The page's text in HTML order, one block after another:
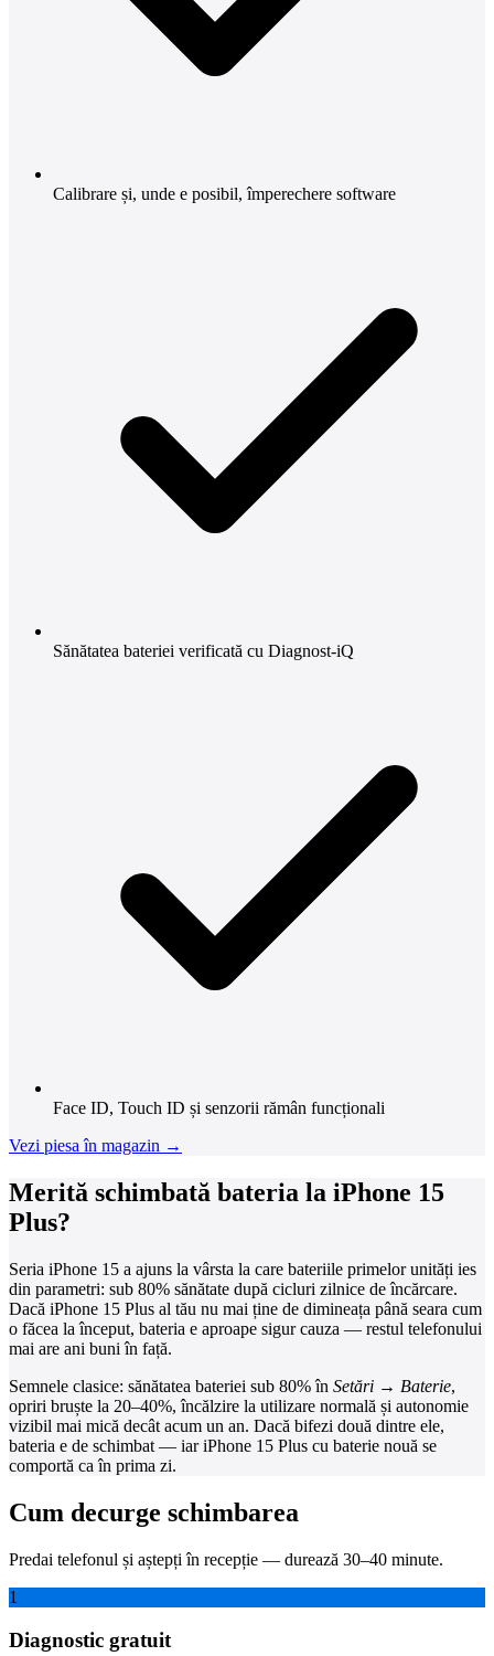
Calibrare și, unde e posibil, împerechere software
Sănătatea bateriei verificată cu Diagnost-iQ
Face ID, Touch ID și senzorii rămân funcționali
Vezi piesa în magazin →
Merită schimbată bateria la iPhone 15
Plus?
Seria iPhone 15 a ajuns la vârsta la care bateriile primelor unități ies
din parametri: sub 80% sănătate după cicluri zilnice de încărcare.
Dacă iPhone 15 Plus al tău nu mai ține de dimineața până seara cum
o făcea la început, bateria e aproape sigur cauza — restul telefonului
mai are ani buni în față.
Semnele clasice: sănătatea bateriei sub 80% în Setări → Baterie,
opriri bruște la 20–40%, încălzire la utilizare normală și autonomie
vizibil mai mică decât acum un an. Dacă bifezi două dintre ele,
bateria e de schimbat — iar iPhone 15 Plus cu baterie nouă se
comportă ca în prima zi.
Cum decurge schimbarea
Predai telefonul și aștepți în recepție — durează 30–40 minute.
1
Diagnostic gratuit